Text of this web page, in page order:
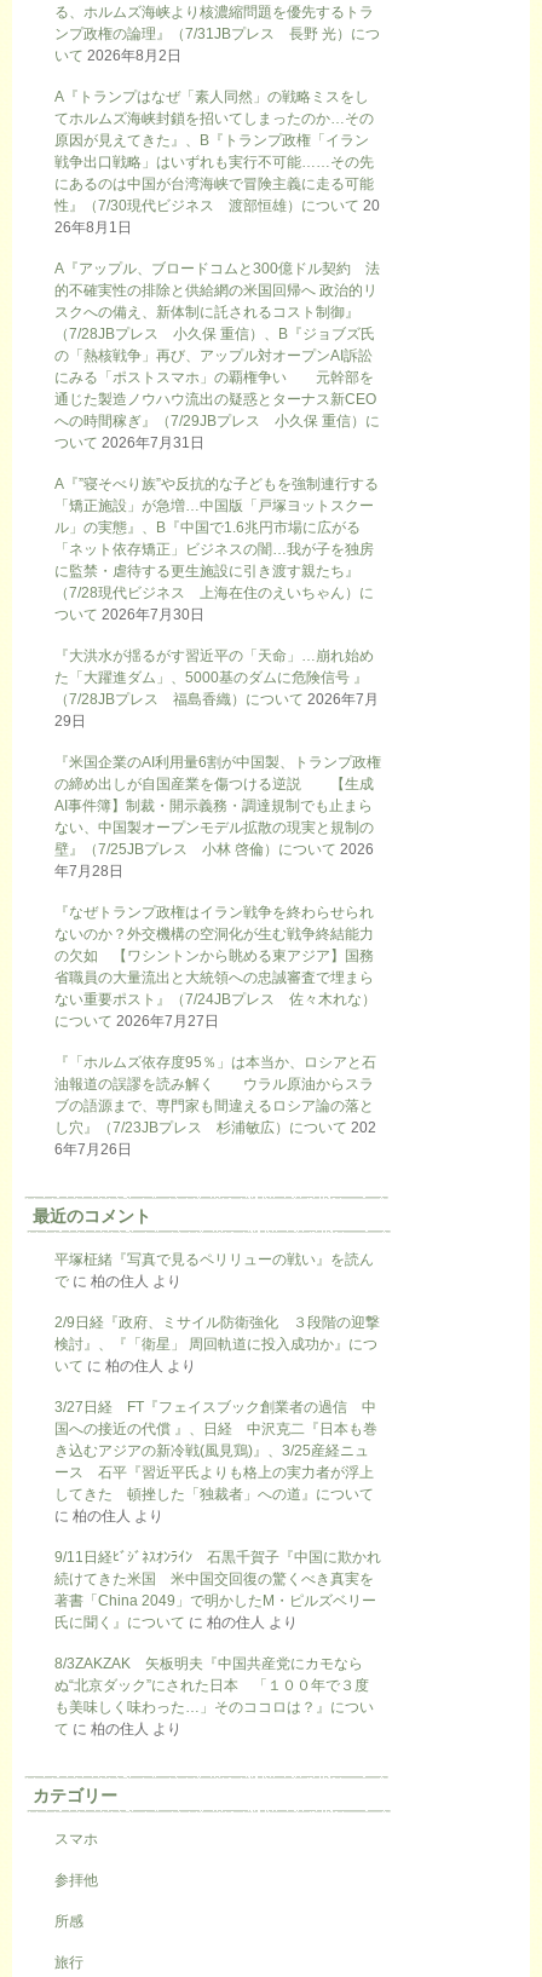
る、ホルムズ海峡より核濃縮問題を優先するトラ
ンプ政権の論理』（7/31JBプレス 長野 光）につ
いて 2026年8月2日
A『トランプはなぜ「素人同然」の戦略ミスをし
てホルムズ海峡封鎖を招いてしまったのか…その
原因が見えてきた』、B『トランプ政権「イラン
戦争出口戦略」はいずれも実行不可能……その先
にあるのは中国が台湾海峡で冒険主義に走る可能
性』（7/30現代ビジネス 渡部恒雄）について 20
26年8月1日
A『アップル、ブロードコムと300億ドル契約 法
的不確実性の排除と供給網の米国回帰へ 政治的リ
スクへの備え、新体制に託されるコスト制御』
（7/28JBプレス 小久保 重信）、B『ジョブズ氏
の「熱核戦争」再び、アップル対オープンAI訴訟
にみる「ポストスマホ」の覇権争い 元幹部を
通じた製造ノウハウ流出の疑惑とターナス新CEO
への時間稼ぎ』（7/29JBプレス 小久保 重信）に
ついて 2026年7月31日
A『”寝そべり族”や反抗的な子どもを強制連行する
「矯正施設」が急増…中国版「戸塚ヨットスクー
ル」の実態』、B『中国で1.6兆円市場に広がる
「ネット依存矯正」ビジネスの闇…我が子を独房
に監禁・虐待する更生施設に引き渡す親たち』
（7/28現代ビジネス 上海在住のえいちゃん）に
ついて 2026年7月30日
『大洪水が揺るがす習近平の「天命」…崩れ始め
た「大躍進ダム」、5000基のダムに危険信号 』
（7/28JBプレス 福島香織）について 2026年7月
29日
『米国企業のAI利用量6割が中国製、トランプ政権
の締め出しが自国産業を傷つける逆説 【生成
AI事件簿】制裁・開示義務・調達規制でも止まら
ない、中国製オープンモデル拡散の現実と規制の
壁』（7/25JBプレス 小林 啓倫）について 2026
年7月28日
『なぜトランプ政権はイラン戦争を終わらせられ
ないのか？外交機構の空洞化が生む戦争終結能力
の欠如 【ワシントンから眺める東アジア】国務
省職員の大量流出と大統領への忠誠審査で埋まら
ない重要ポスト』（7/24JBプレス 佐々木れな）
について 2026年7月27日
『「ホルムズ依存度95％」は本当か、ロシアと石
油報道の誤謬を読み解く ウラル原油からスラ
ブの語源まで、専門家も間違えるロシア論の落と
し穴』（7/23JBプレス 杉浦敏広）について 202
6年7月26日
最近のコメント
平塚柾緒『写真で見るペリリューの戦い』を読ん
で に 柏の住人 より
2/9日経『政府、ミサイル防衛強化 ３段階の迎撃
検討』、『「衛星」 周回軌道に投入成功か』につ
いて に 柏の住人 より
3/27日経 FT『フェイスブック創業者の過信 中
国への接近の代償 』、日経 中沢克二『日本も巻
き込むアジアの新冷戦(風見鶏)』、3/25産経ニュ
ース 石平『習近平氏よりも格上の実力者が浮上
してきた 頓挫した「独裁者」への道』について
に 柏の住人 より
9/11日経ﾋﾞｼﾞﾈｽｵﾝﾗｲﾝ 石黒千賀子『中国に欺かれ
続けてきた米国 米中国交回復の驚くべき真実を
著書「China 2049」で明かしたM・ピルズベリー
氏に聞く』について に 柏の住人 より
8/3ZAKZAK 矢板明夫『中国共産党にカモなら
ぬ“北京ダック”にされた日本 「１００年で３度
も美味しく味わった…」そのココロは？』につい
て に 柏の住人 より
カテゴリー
スマホ
参拝他
所感
旅行